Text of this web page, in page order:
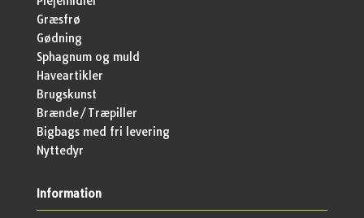
Græsfrø
Gødning
Sphagnum og muld
Haveartikler
Brugskunst
Brænde/Træpiller
Bigbags med fri levering
Nyttedyr
Information